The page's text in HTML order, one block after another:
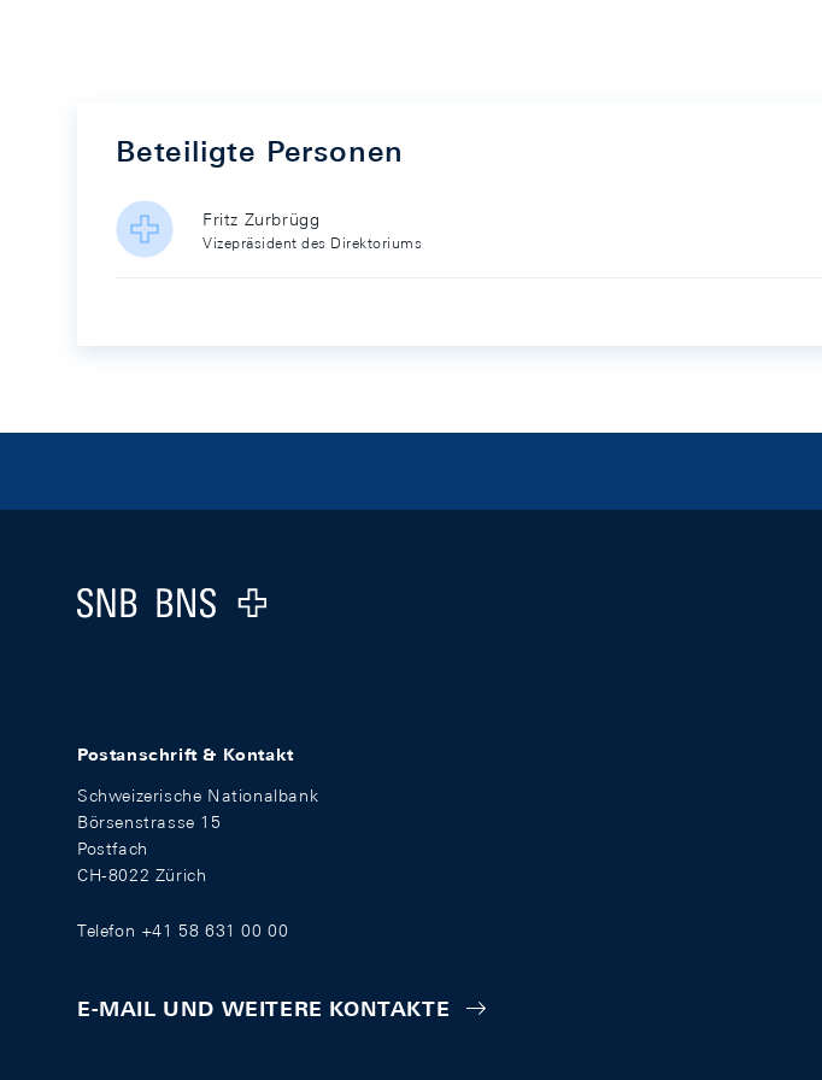
Beteiligte Personen
Fritz Zurbrügg
Vizepräsident des Direktoriums
Logo
Postanschrift & Kontakt
Schweizerische Nationalbank
Börsenstrasse 15
Postfach
CH-8022 Zürich
Telefon +41 58 631 00 00
E-MAIL UND WEITERE KONTAKTE